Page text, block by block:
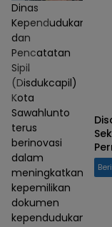
Dinas
Kependudukan
dan
Pencatatan
Sipil
(Disdukcapil)
Kota
Sawahlunto
terus
berinovasi
dalam
meningkatkan
kepemilikan
dokumen
kependudukan